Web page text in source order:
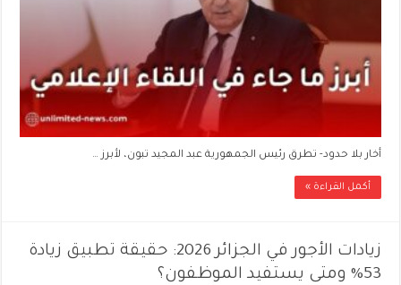
أخار بلا حدود- تطرق رئيس الجمهورية عبد المجيد تبون، لأبرز …
أكمل القراءة »
زيادات الأجور في الجزائر 2026: حقيقة تطبيق زيادة
53% ومتى يستفيد الموظفون؟